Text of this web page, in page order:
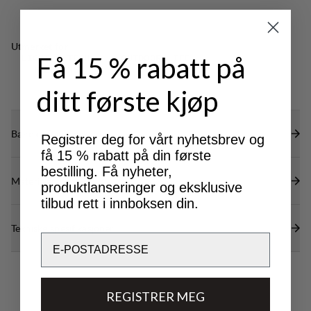
Tommelhull for ekstra varme.
volum og redusert gnissing.
Elastisk kant ved hetten og nederkanten for en
optimal passform.
Utmerket for
LIGHT & TECH
TREKKING
OUTDOOR LIFE
Bærekraftsegenskaper
Materialer
Tekniske spesifikasjoner
Få 15 % rabatt på
ditt første kjøp
Registrer deg for vårt nyhetsbrev og
få 15 % rabatt på din første
bestilling. Få nyheter,
produktlanseringer og eksklusive
tilbud rett i innboksen din.
REGISTRER MEG